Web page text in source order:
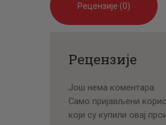
Рецензије (0)
Рецензије
Још нема коментара.
Само пријављени
који су купили овај